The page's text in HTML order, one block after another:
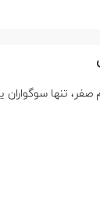
صفر، تنها